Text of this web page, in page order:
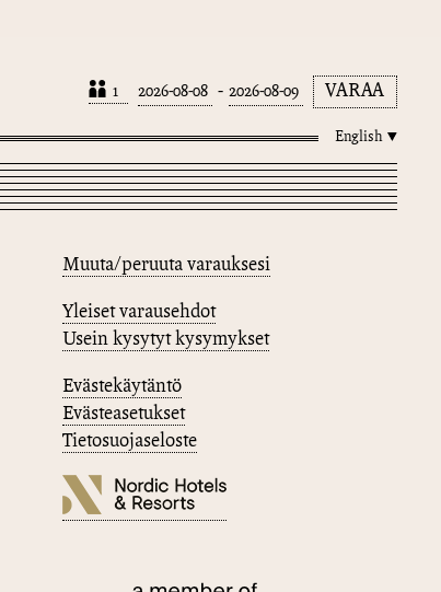
English
- VARAA
Muuta/peruuta varauksesi
Yleiset varausehdot
Usein kysytyt kysymykset
Evästekäytäntö
Evästeasetukset
Tietosuojaseloste